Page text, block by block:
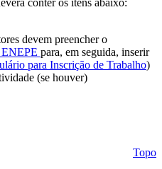
devem preencher o
para, em seguida, inserir
para Inscrição de Trabalho)
(se houver)
Topo